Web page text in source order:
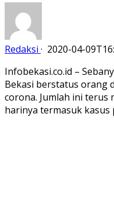
Redaksi · 2020-04-
Infobekasi.co.id –
Bekasi berstatus orang
corona. Jumlah ini terus
harinya termasuk kasus